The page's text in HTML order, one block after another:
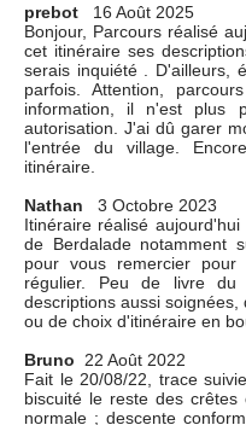
prebot
16 Août 2025
Bonjour, Parcours réalisé
cet itinéraire ses
serais inquiété . D'ailleurs,
parfois. Attention,
information, il n'est plus
autorisation. J'ai dû garer
l'entrée du village.
itinéraire.
Nathan
3 Octobre 2023
Itinéraire réalisé
de Berdalade notamment
pour vous remercier
régulier. Peu de livre du
descriptions aussi
ou de choix d'itinéraire en
Bruno
22 Août 2022
Fait le 20/08/22, trace
biscuité le reste des
normale ; descente